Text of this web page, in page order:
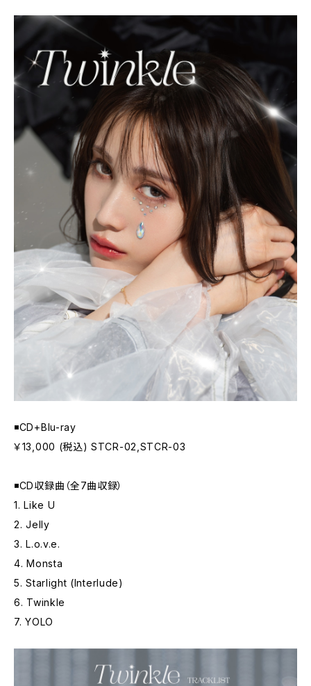
◾️CD+Blu-ray
￥13,000 (税込) STCR-02,STCR-03
◾️CD収録曲（全7曲収録）
1. Like U
2. Jelly
3. L.o.v.e.
4. Monsta
5. Starlight (Interlude)
6. Twinkle
7. YOLO